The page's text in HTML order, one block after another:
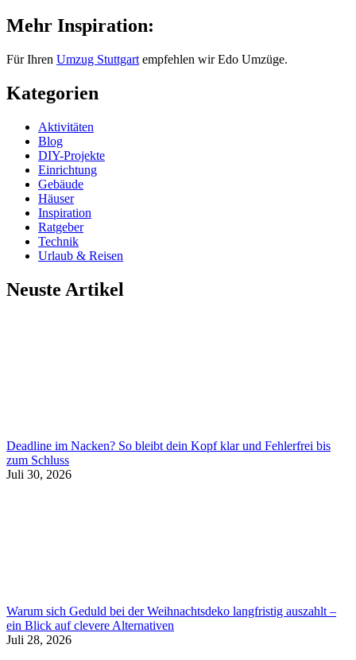
Mehr Inspiration:
Für Ihren Umzug Stuttgart empfehlen wir Edo Umzüge.
Kategorien
Aktivitäten
Blog
DIY-Projekte
Einrichtung
Gebäude
Häuser
Inspiration
Ratgeber
Technik
Urlaub & Reisen
Neuste Artikel
Deadline im Nacken? So bleibt dein Kopf klar und Fehlerfrei bis
zum Schluss
Juli 30, 2026
Warum sich Geduld bei der Weihnachtsdeko langfristig auszahlt –
ein Blick auf clevere Alternativen
Juli 28, 2026